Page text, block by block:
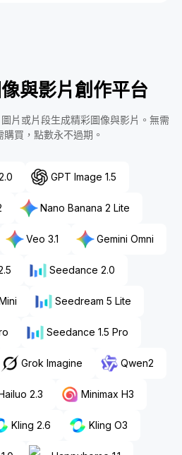
與影片創作平台
片或片段生成精彩圖像與影片。無需
買，點數永不過期。
GPT Image 1.5
Nano Banana 2 Lite
Veo 3.1 Gemini Omni
Seedance 2.0
Seedream 5 Lite
Seedance 1.5 Pro
Grok Imagine Qwen2
2.3 Minimax H3
Kling 2.6 Kling O3